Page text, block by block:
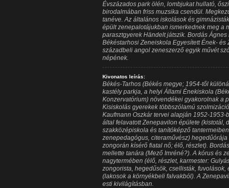
Évszázados park ölén, lombjukat hullató,
birodalmában friss muzsika csendül.
tanéve. Az általános iskolások és
épült zenepalotájukban ismerkednek meg a
parasztgyerek Händelt játszik. Bordás
Békéstarhosi Zeneiskola Egyesített Ének-
századbeli angol zeneszerző egyik művét
népének.
Kivonatos leírás:
Békés-Tarhos (Békés megye; 1954-től
kastély parkja, a helyi Állami Énekiskola
Konzervatórium) növendékei gyakorolnak a
Kisiskolás gyerekek többszólamú
Kaufmann Oszkár tervei alapján 1952-
által felavatott Zenepavilon épülete (kistotál,
szakközépiskola és tanítóképző
zenepedagógus, citeraművész)
zongorán kísérő fiatal nő; élő, részlet).
mellette tanára (Mező Imréné?). A kórus és
nagytermében (élő, részlet, karmester:
zongorista, hegedűsök, csellisták,
(lakosok a környékbeli falvakból). A
esti kivilágításban.